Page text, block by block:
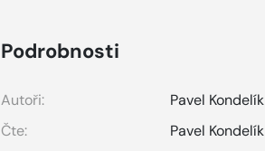
Podrobnosti
Autoři:
Pavel Kondelík
Čte:
Pavel Kondelík